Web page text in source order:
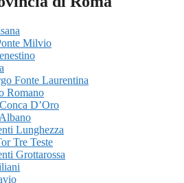
Milvio
Fonte Laurentina
Romano
D’Oro
Lunghezza
Tre Teste
Grottarossa